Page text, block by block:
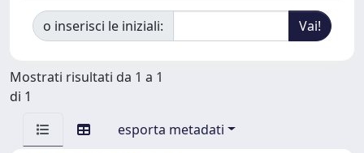
o inserisci le iniziali:
Mostrati risultati da 1 a 1
di 1
esporta metadati